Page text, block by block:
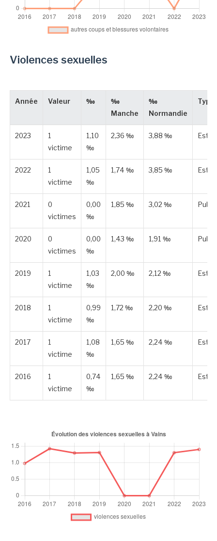
Violences sexuelles
Année Valeur ‰
‰
Manche
‰
Normandie
Type
2023
1
victime
1,10
‰
2,36 ‰ 3,88 ‰
2022
1
victime
1,05
‰
1,74 ‰ 3,85 ‰
2021
0
victimes
0,00
‰
1,85 ‰ 3,02 ‰
2020
0
victimes
0,00
‰
1,43 ‰ 1,91 ‰
2019
1
victime
1,03
‰
2,00 ‰ 2,12 ‰
2018
1
victime
0,99
‰
1,72 ‰ 2,20 ‰
2017
1
victime
1,08
‰
1,65 ‰ 2,24 ‰
2016
1
victime
0,74
‰
1,65 ‰ 2,24 ‰